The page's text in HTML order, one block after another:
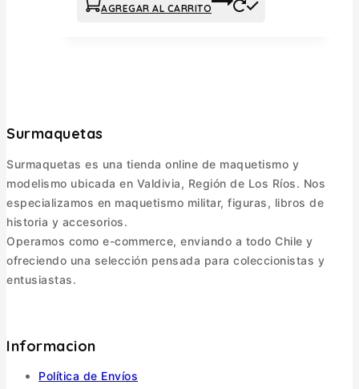
AGREGAR AL CARRITO
Surmaquetas
Surmaquetas es una tienda online de maquetismo y
modelismo ubicada en Valdivia, Región de Los Ríos. Nos
especializamos en maquetismo militar, figuras, libros de
historia y accesorios.
Operamos como e-commerce, enviando a todo Chile y
ofreciendo una selección pensada para coleccionistas y
entusiastas.
Informacion
Política de Envíos